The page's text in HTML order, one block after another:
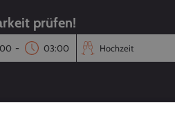
prüfen!
-